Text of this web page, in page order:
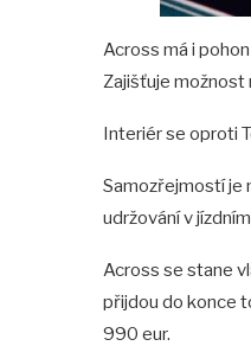
Across má i
Zajišťuje možnost
Interiér se oproti
Samozřejmostí je
udržování v
Across se stane
přijdou do konce
990 eur.